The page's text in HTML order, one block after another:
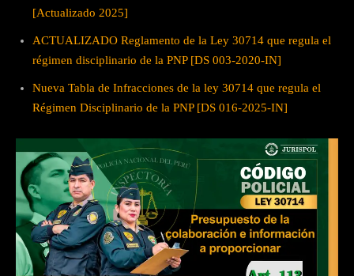
[Actualizado 2025]
ACTUALIZADO Reglamento de la Ley 30714 que regula el
régimen disciplinario de la PNP [DS 003-2020-IN]
Nueva Tabla de Infracciones de la ley 30714 que regula el
Régimen Disciplinario de la PNP [DS 016-2025-IN]